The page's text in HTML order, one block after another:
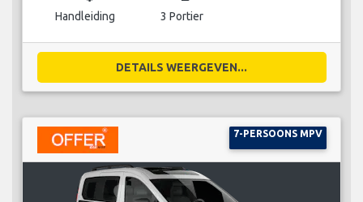
Handleiding 3 Portier
DETAILS WEERGEVEN...
7-PERSOONS MPV